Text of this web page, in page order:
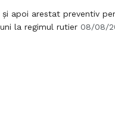
apoi arestat preventiv
la regimul rutier 08/08/